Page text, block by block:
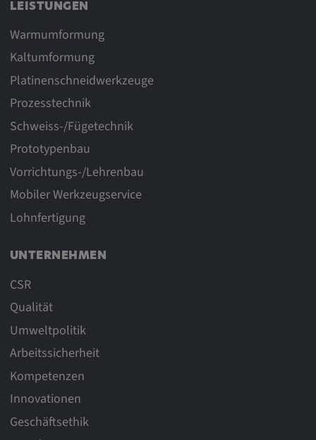
LEISTUNGEN
Warmumformung
Kaltumformung
Platinenschneidwerkzeuge
Prozesstechnik
Schweiss-/Fügetechnik
Prototypenbau
Vorrichtungs-/Lehrenbau
Mobiler Werkzeugservice
Lohnfertigung
UNTERNEHMEN
CSR
Qualität
Umweltpolitik
Arbeitssicherheit
Kompetenzen
Innovationen
Geschäftsethik